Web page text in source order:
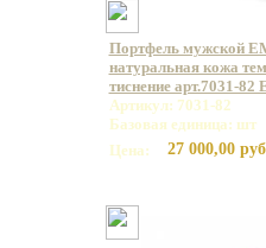
Портфель мужской
натуральная кожа
тиснение арт.7031-82
Артикул: 7031-82
Базовая единица: шт
Цена:
27 000,00